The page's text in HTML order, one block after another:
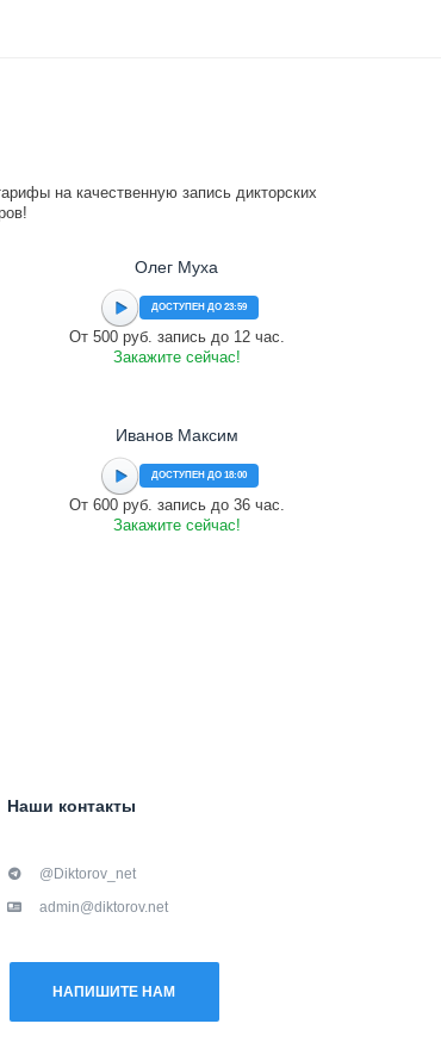
на качественную запись дикторских
Олег Муха
ДОСТУПЕН ДО 23:59
От 500 руб. запись до 12 час.
Закажите сейчас!
Иванов Максим
ДОСТУПЕН ДО 18:00
От 600 руб. запись до 36 час.
Закажите сейчас!
Наши контакты
@Diktorov_net
admin@diktorov.net
НАПИШИТЕ НАМ